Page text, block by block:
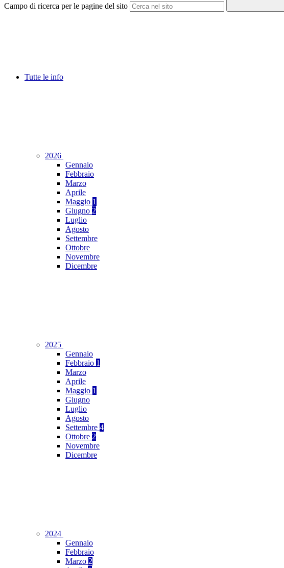
Campo di ricerca per le pagine del sito
Tutte le info
2026
Gennaio
Febbraio
Marzo
Aprile
Maggio 1
Giugno 2
Luglio
Agosto
Settembre
Ottobre
Novembre
Dicembre
2025
Gennaio
Febbraio 1
Marzo
Aprile
Maggio 1
Giugno
Luglio
Agosto
Settembre 4
Ottobre 2
Novembre
Dicembre
2024
Gennaio
Febbraio
Marzo 2